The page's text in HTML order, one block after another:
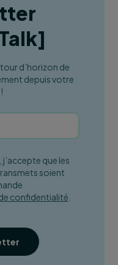
]
d’horizon de
depuis votre
que les
soient
confidentialité